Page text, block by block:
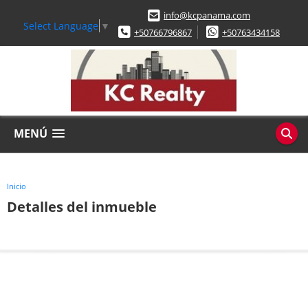
Select Language ▼
info@kcpanama.com
+50766796867
+50763434158
MENÚ
Inicio
Detalles del inmueble